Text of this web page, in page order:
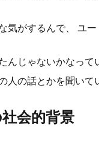
気がするんで、 ユ
んじゃないかなって
人の話とかを聞い
会的背景